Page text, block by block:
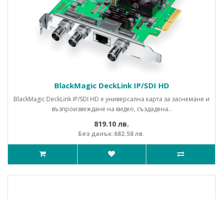
BlackMagic DeckLink IP/SDI HD
BlackMagic DeckLink IP/SDI HD е универсална карта за заснемане и
възпроизвеждане на видео, създадена..
819.10 лв.
Без данък:682.58 лв.